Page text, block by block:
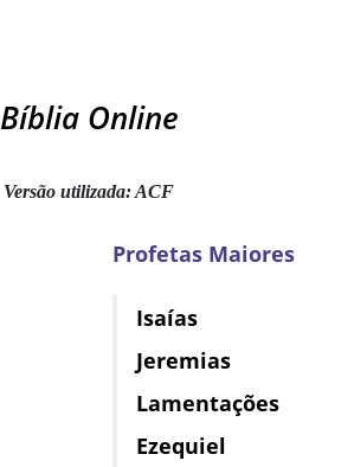
Bíblia Online
Versão utilizada: ACF
Profetas Maiores
Isaías
Jeremias
Lamentações
Ezequiel